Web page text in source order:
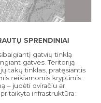
SPRENDINIAI
gatvių tinklą
gatves. Teritoriją
takų tinklas, pratęsiantis
reikiamomis kryptimis.
– judėti dviračiu ar
infrastruktūra: